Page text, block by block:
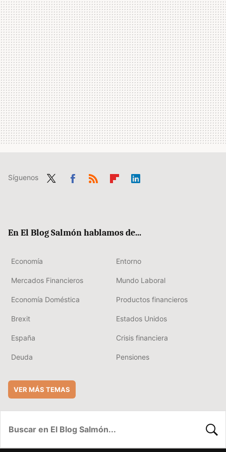
Síguenos
En El Blog Salmón hablamos de...
Economía Entorno
Mercados Financieros Mundo Laboral
Economía Doméstica Productos financieros
Brexit Estados Unidos
España Crisis financiera
Deuda Pensiones
VER MÁS TEMAS